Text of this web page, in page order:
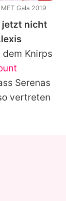
jetzt nicht
Knirps
Serenas
vertreten
Gala 2019